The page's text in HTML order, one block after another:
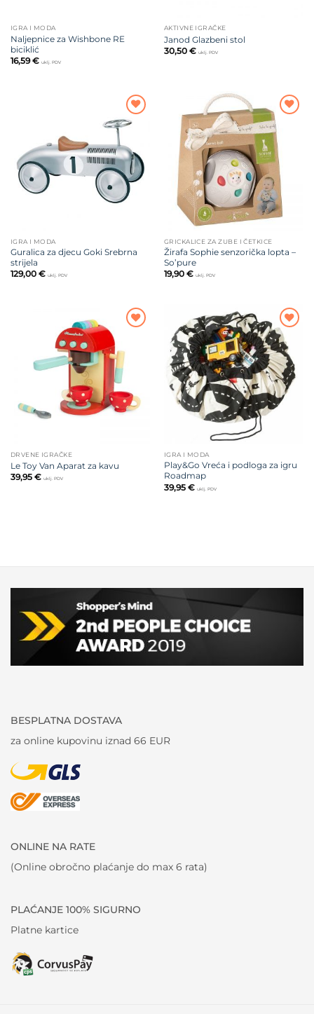
IGRA I MODA
Naljepnice za Wishbone RE
biciklić
16,59€ uklj. PDV
AKTIVNE IGRAČKE
Janod Glazbeni stol
30,50 € uklj. PDV
Dodajte
na listu
IGRA I MODA
Guralica za djecu Goki Srebrna
strijela
129,00 € uklj. PDV
Dodajte
na listu
želja
GRICKALICE ZA ZUBE I ČETKICE
Žirafa Sophie senzorička lopta –
So’pure
19,90 € uklj. PDV
želja
DRVENE IGRAČKE
Le Toy Van Aparat za kavu
39,95 € uklj. PDV
Dodajte
na listu
želja
IGRA I MODA
Play&Go Vreća i podloga za igru
Roadmap
39,95 € uklj. PDV
BESPLATNA DOSTAVA
za online kupovinu iznad 66 EUR
ONLINE NA RATE
(Online obročno plaćanje do max 6 rata)
PLAĆANJE 100% SIGURNO
Platne kartice